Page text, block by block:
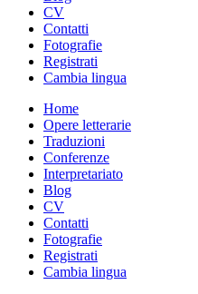
CV
Contatti
Fotografie
Registrati
Cambia lingua
Home
Opere letterarie
Traduzioni
Conferenze
Interpretariato
Blog
CV
Contatti
Fotografie
Registrati
Cambia lingua